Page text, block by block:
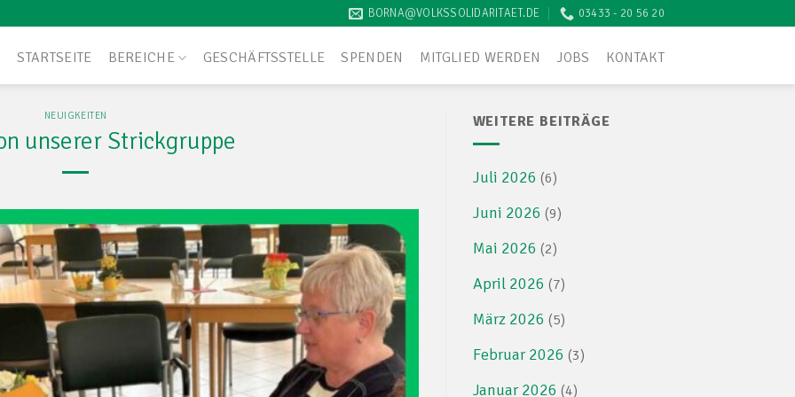
BORNA@VOLKSSOLIDARITAET.DE 03433 - 20 56 20
STARTSEITE BEREICHE GESCHÄFTSSTELLE SPENDEN MITGLIED WERDEN JOBS KONTAKT
NEUIGKEITEN
unserer Strickgruppe
WEITERE BEITRÄGE
Juli 2026 (6)
Juni 2026 (9)
Mai 2026 (2)
April 2026 (7)
März 2026 (5)
Februar 2026 (3)
Januar 2026 (4)